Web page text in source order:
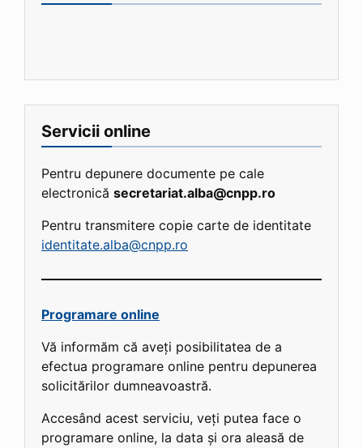
Servicii online
Pentru depunere documente pe cale
electronică secretariat.alba@cnpp.ro
Pentru transmitere copie carte de identitate
identitate.alba@cnpp.ro
Programare online
Vă informăm că aveți posibilitatea de a
efectua programare online pentru depunerea
solicitărilor dumneavoastră.
Accesând acest serviciu, veți putea face o
programare online, la data și ora aleasă de